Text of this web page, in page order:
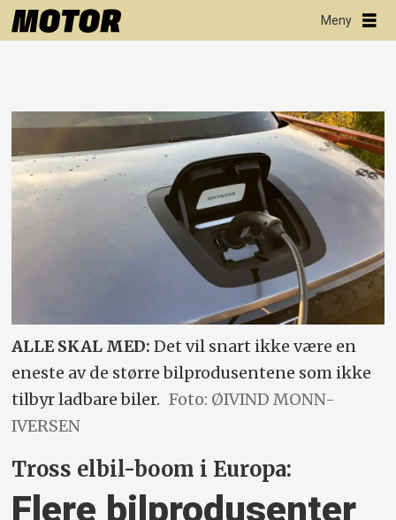
ALLE SKAL MED: Det vil snart ikke være en
eneste av de større bilprodusentene som ikke
tilbyr ladbare biler. Foto: ØIVIND MONN-
IVERSEN
Tross elbil-boom i Europa:
Flere bilprodusenter